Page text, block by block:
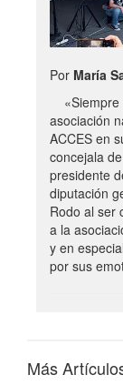
Por María
«Siempre
asociación
ACCES en
concejala
presidente
diputación
Rodo al ser
a la
y en
por sus
Más